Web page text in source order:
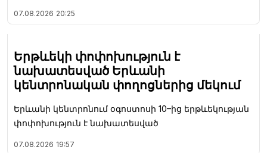
07.08.2026 20:25
Երթևեկի փոփոխություն է
նախատեսված Երևանի
կենտրոնական փողոցներից մեկում
Երևանի կենտրոնում օգոստոսի 10–ից երթևեկության
փոփոխություն է նախատեսված
07.08.2026 19:57